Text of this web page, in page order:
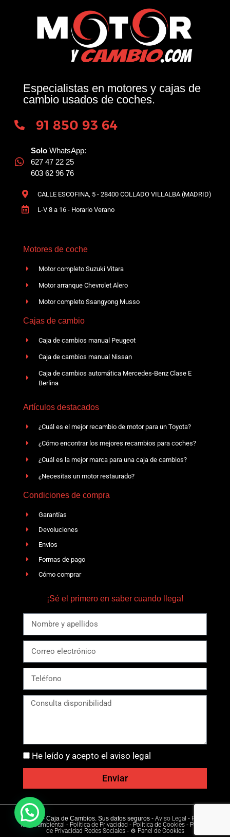
Especialistas en motores y cajas de
cambio usados de coches.
91 850 93 64
Solo WhatsApp:
627 47 22 25
603 62 96 76
CALLE ESCOFINA, 5 - 28400 COLLADO VILLALBA (MADRID)
L-V 8 a 16 - Horario Verano
Motores de coche
Motor completo Suzuki Vitara
Motor arranque Chevrolet Alero
Motor completo Ssangyong Musso
Cajas de cambio
Caja de cambios manual Peugeot
Caja de cambios manual Nissan
Caja de cambios automática Mercedes-Benz Clase E
Berlina
Artículos destacados
¿Cuál es el mejor recambio de motor para un Toyota?
¿Cómo encontrar los mejores recambios para coches?
¿Cuál es la mejor marca para una caja de cambios?
¿Necesitas un motor restaurado?
Condiciones de compra
Garantías
Devoluciones
Envíos
Formas de pago
Cómo comprar
¡Sé el primero en saber cuando llega!
He leído y acepto el aviso legal
Enviar
Ⓒ 2026 - Caja de Cambios. Sus datos seguros - Aviso Legal - Política
Medioambiental - Política de Privacidad - Política de Cookies- Política
de Privacidad Redes Sociales- ⚙ Panel de Cookies